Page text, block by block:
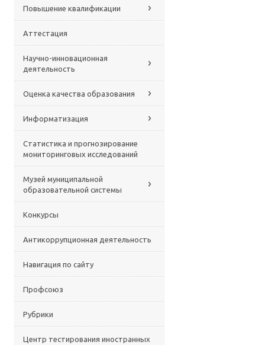
Повышение квалификации
Аттестация
Научно-инновационная
деятельность
Оценка качества образования
Информатизация
Статистика и прогнозирование
мониторинговых исследований
Музей муниципальной
образовательной системы
Конкурсы
Антикоррупционная деятельность
Навигация по сайту
Профсоюз
Рубрики
Центр тестирования иностранных